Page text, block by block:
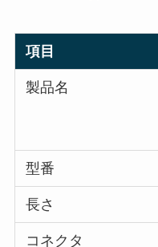
項目
製品名
型番
長さ
コネクタ